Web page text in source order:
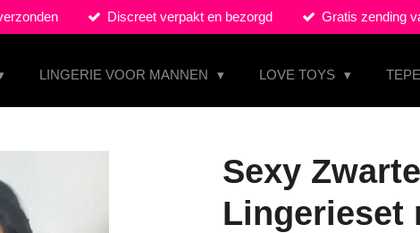
Discreet verpakt en bezorgd Gratis zending
LINGERIE VOOR MANNEN LOVE TOYS
Sexy
Lingerieset